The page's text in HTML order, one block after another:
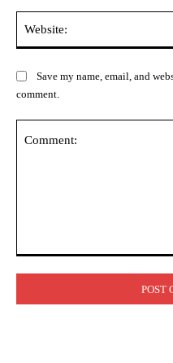
Save my name, email, and
comment.